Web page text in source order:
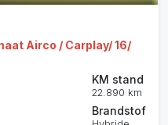
Airco / Carplay/ 16/
KM stand
22.890 km
Brandstof